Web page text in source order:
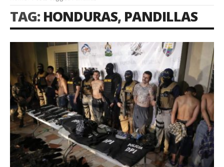
TAG:HONDURAS, PANDILLAS